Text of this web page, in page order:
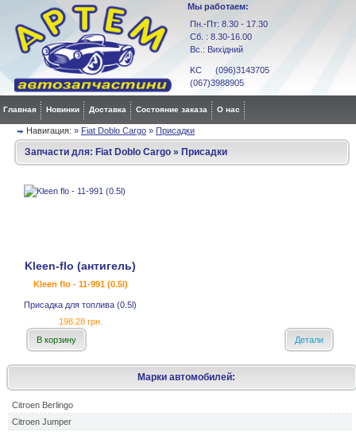
Мы работаем:
Пн.-Пт: 8.30 - 17.30
Сб. : 8.30-16.00
Вс.: Вихідний
KC (096)3143705
(067)3988905
Главная Новинки Доставка Состояние заказа О нас
Навигация: » Fiat Doblo Cargo » Присадки
Марки автомобилей:
Citroen Berlingo
Citroen Jumper
Запчасти для: Fiat Doblo Cargo » Присадки
Kleen-flo (антигель)
Kleen flo - 11-991 (0.5l)
Присадка для топлива (0.5l)
198.28 грн.
В корзину
Детали